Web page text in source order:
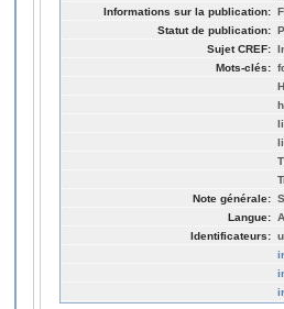
Informations sur la publication:
Statut de publication:
Sujet CREF:
Mots-clés:
Note générale:
Langue:
Identificateurs: